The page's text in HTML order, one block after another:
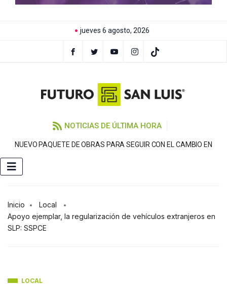
jueves 6 agosto, 2026
NOTICIAS DE ÚLTIMA HORA
NUEVO PAQUETE DE OBRAS PARA SEGUIR CON EL CAMBIO EN
Inicio
Local
Apoyo ejemplar, la regularización de vehículos extranjeros en
SLP: SSPCE
LOCAL